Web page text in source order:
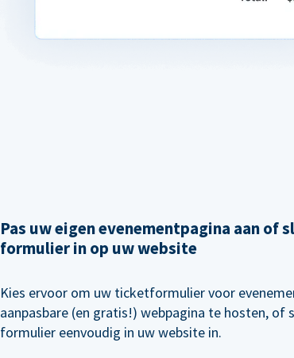
Pas uw eigen evenementpagina aan of
formulier in op uw website
Kies ervoor om uw ticketformulier voor
aanpasbare (en gratis!) webpagina te hosten, of
formulier eenvoudig in uw website in.